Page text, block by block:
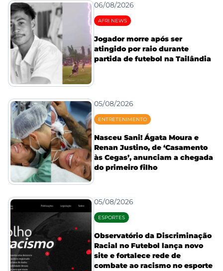
06/08/2026
AFRI NEWS
Jogador morre após ser
atingido por raio durante
partida de futebol na Tailândia
05/08/2026
ENTRETENIMENTO
Nasceu Sani! Ágata Moura e
Renan Justino, de ‘Casamento
às Cegas’, anunciam a chegada
do primeiro filho
05/08/2026
ESPORTES
Observatório da Discriminação
Racial no Futebol lança novo
site e fortalece rede de
combate ao racismo no esporte